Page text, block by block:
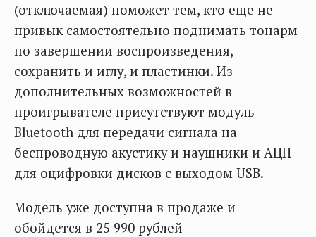
(отключаемая) поможет тем, кто еще не
привык самостоятельно поднимать тонарм
по завершении воспроизведения,
сохранить и иглу, и пластинки. Из
дополнительных возможностей в
проигрывателе присутствуют модуль
Bluetooth для передачи сигнала на
беспроводную акустику и наушники и АЦП
для оцифровки дисков с выходом USB.
Модель уже доступна в продаже и
обойдется в 25 990 рублей